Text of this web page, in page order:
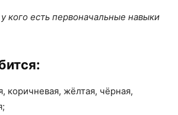
кого есть первоначальные навыки
коричневая, жёлтая, чёрная,